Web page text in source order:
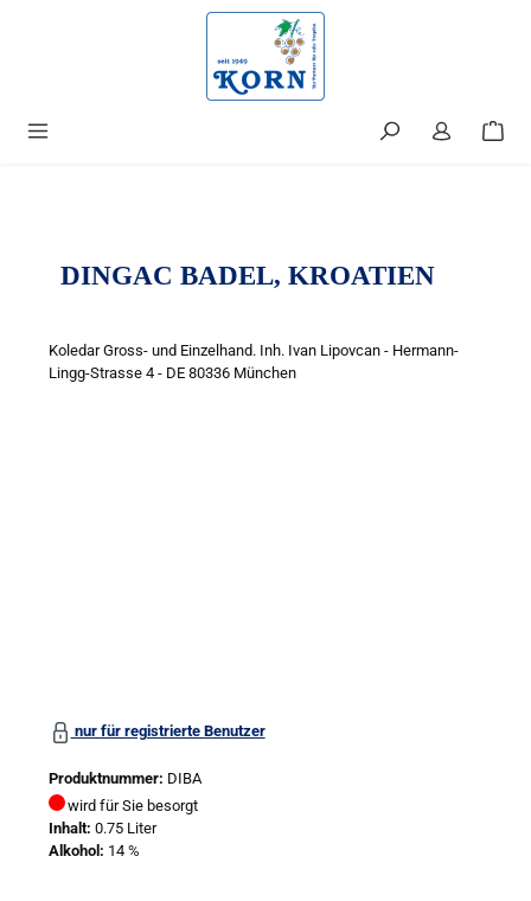
DINGAC BADEL, KROATIEN
Koledar Gross- und Einzelhand. Inh. Ivan Lipovcan - Hermann-
Lingg-Strasse 4 - DE 80336 München
nur für registrierte Benutzer
Produktnummer: DIBA
wird für Sie besorgt
Inhalt: 0.75 Liter
Alkohol: 14 %